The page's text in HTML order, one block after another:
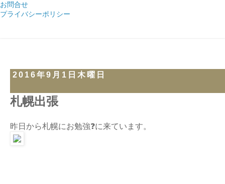
お問合せ
プライバシーポリシー
2016年9月1日木曜日
札幌出張
昨日から札幌にお勉強❓に来ています。